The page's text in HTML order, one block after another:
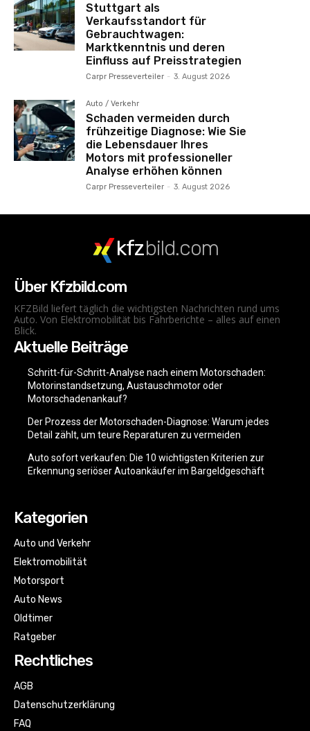
Stuttgart als
Verkaufsstandort für
Gebrauchtwagen:
Marktkenntnis und deren
Einfluss auf Preisstrategien
Carpr Presseverteiler - 3. August 2026
Auto / Verkehr
Schaden vermeiden durch
frühzeitige Diagnose: Wie Sie
die Lebensdauer Ihres
Motors mit professioneller
Analyse erhöhen können
Carpr Presseverteiler - 3. August 2026
kfzbild.com
Über Kfzbild.com
KFZBild liefert täglich die wichtigsten Nachrichten rund ums
Auto. Von Elektromobilität bis Fahrberichte – alles auf einen
Blick.
Aktuelle Beiträge
Schritt-für-Schritt-Analyse nach einem Motorschaden:
Motorinstandsetzung, Austauschmotor oder
Motorschadenankauf?
Der Prozess der Motorschaden-Diagnose: Warum jedes
Detail zählt, um teure Reparaturen zu vermeiden
Auto sofort verkaufen: Die 10 wichtigsten Kriterien zur
Erkennung seriöser Autoankäufer im Bargeldgeschäft
Kategorien
Auto und Verkehr
Elektromobilität
Motorsport
Auto News
Oldtimer
Ratgeber
Rechtliches
AGB
Datenschutzerklärung
FAQ